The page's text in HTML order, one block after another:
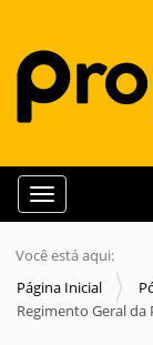
Toggle
Você está aqui:
Página Inicial
Regimento Geral da